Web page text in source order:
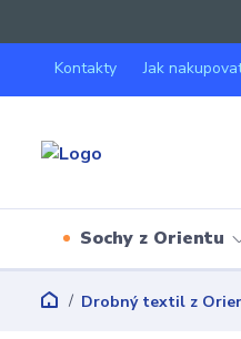
Kontakty Jak
Sochy z Orientu
Drobný textil z